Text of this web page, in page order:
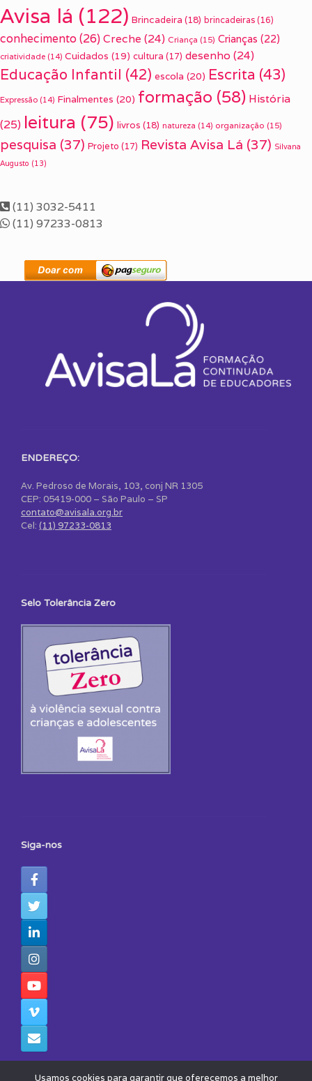
Avisa lá (122) Brincadeira (18) brincadeiras (16)
conhecimento(26) Creche (24) Criança (15) Crianças (22)
criatividade (14) Cuidados (19) cultura (17) desenho (24)
Educação Infantil (42) escola (20) Escrita (43)
Expressão (14) Finalmentes (20) formação (58) História
(25) leitura (75) livros (18) natureza (14) organização (15)
pesquisa (37) Projeto (17) Revista Avisa Lá (37) Silvana
Augusto (13)
(11) 3032-5411
(11) 97233-0813
ENDEREÇO:
Av. Pedroso de Morais, 103, conj NR 1305
CEP: 05419-000 – São Paulo – SP
contato@avisala.org.br
Cel: (11) 97233-0813
Selo Tolerância Zero
Siga-nos
Usamos cookies para garantir que oferecemos a melhor